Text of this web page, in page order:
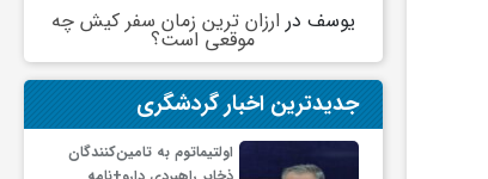
یوسف در ارزان ترین زمان سفر کیش چه
موقعی است؟
جدیدترین اخبار گردشگری
اولتیماتوم به تامین‌کنندگان